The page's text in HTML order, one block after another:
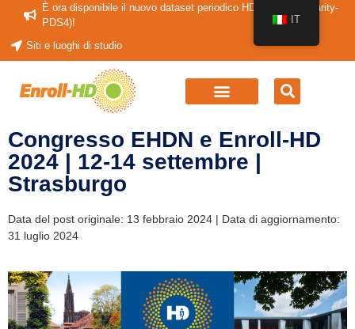
È ora disponibile il nuovo dataset periodico HDClarity (HDClarity-
PDS4)!
Siti e luoghi di studio
Congresso EHDN e Enroll-HD
2024 | 12-14 settembre |
Strasburgo
Data del post originale: 13 febbraio 2024 | Data di aggiornamento:
31 luglio 2024